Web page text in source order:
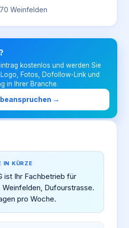
Login
eintragen
Weinfelden
kostenlos und werden Sie
Fotos, Dofollow-Link und
in Ihrer Branche.
→
IN KÜRZE
ist Ihr Fachbetrieb für
Dufourstrasse.
pro Woche.